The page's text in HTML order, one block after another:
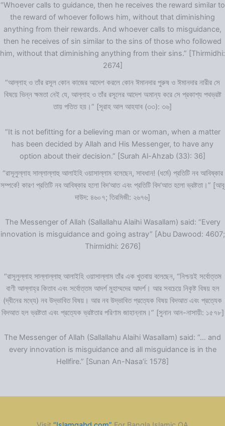
“Whoever calls to guidance, then he receives the reward similar to
the reward of whoever follows him, without that diminishing
anything from their rewards. And whoever calls to misguidance,
then he receives of sin similar to the sins of those who followed
him, without that diminishing anything from their sins.” [Thirmidhi:
2674]
“আল্লাহ ও তাঁর রসূল কোন কাজের আদেশ করলে কোন ঈমানদার পুরুষ ও ঈমানদার নারীর সে
বিষয়ে ভিন্ন ক্ষমতা নেই যে, আল্লাহ ও তাঁর রসূলের আদেশ অমান্য করে সে প্রকাশ্য পথভ্রষ্ট
তায় পতিত হয়।” [সূরাহ আল আহযাব (৩৩): ৩৬]
“It is not befitting for a believing man or woman, when a matter
has been decided by Allah and His Messenger, to have any
option about their decision.” [Surah Al-Ahzab (33): 36]
“রাসূলুল্লাহ সাল্লাল্লাহু আলাইহি ওয়াসাল্লাম বলেছেন, সাবধান! (ধর্মে) প্রতিটি নব আবিষ্কার
সম্পর্কে! কারণ প্রতিটি নব আবিষ্কার হলো বিদ‘আত এবং প্রতিটি বিদ‘আত হলো ভ্রষ্টতা।” [আবূ
দাউদ: ৪৬০৭; তিরমিজী: ২৬৭৬]
The Messenger of Allah (Sallallahu Alaihi Wasallam) said: “Every
innovation is misguidance and going astray” [Abu Dawood: 4607;
Thirmidhi: 2676]
“রাসূলুল্লাহ সাল্লাল্লাহু আলাইহি ওয়াসাল্লাম তাঁর এক খুতবায় বলেছেন, “নিশ্চয়ই সর্বোত্তম
বাণী আল্লাহ্‌র কিতাব এবং সর্বোত্তম আদর্শ মুহাম্মদের আদর্শ। আর সবচেয়ে নিকৃষ্ট বিষয় হল
(দ্বীনের মধ্যে) নব উদ্ভাবিত বিষয়। আর নব উদ্ভাবিত প্রত্যেক বিষয় বিদআত এবং প্রত্যেক
বিদআত হল ভ্রষ্টতা এবং প্রত্যেক ভ্রষ্টতার পরিণাম জাহান্নাম।” [সুনান আন-নাসায়ী: ১৫৭৮]
The Messenger of Allah (Sallallahu Alaihi Wasallam) said: “… and
every innovation is misguidance and all misguidance is in the
Hellfire.” [Sunan An-Nasa’i: 1578]